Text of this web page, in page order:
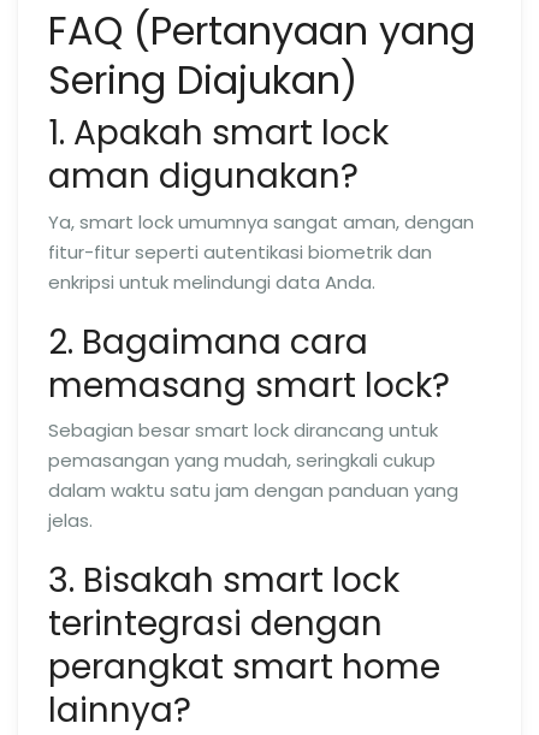
FAQ (Pertanyaan yang
Sering Diajukan)
1. Apakah smart lock
aman digunakan?
Ya, smart lock umumnya sangat aman, dengan
fitur-fitur seperti autentikasi biometrik dan
enkripsi untuk melindungi data Anda.
2. Bagaimana cara
memasang smart lock?
Sebagian besar smart lock dirancang untuk
pemasangan yang mudah, seringkali cukup
dalam waktu satu jam dengan panduan yang
jelas.
3. Bisakah smart lock
terintegrasi dengan
perangkat smart home
lainnya?